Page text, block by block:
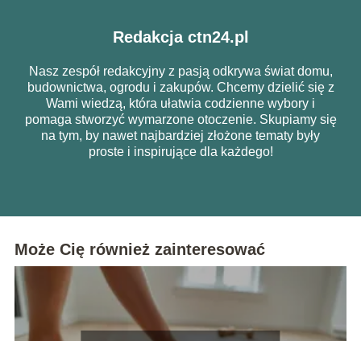
Redakcja ctn24.pl
Nasz zespół redakcyjny z pasją odkrywa świat domu,
budownictwa, ogrodu i zakupów. Chcemy dzielić się z
Wami wiedzą, która ułatwia codzienne wybory i
pomaga stworzyć wymarzone otoczenie. Skupiamy się
na tym, by nawet najbardziej złożone tematy były
proste i inspirujące dla każdego!
Może Cię również zainteresować